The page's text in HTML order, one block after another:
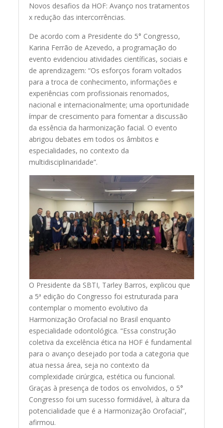
Novos desafios da HOF: Avanço nos tratamentos
x redução das intercorrências.
De acordo com a Presidente do 5° Congresso,
Karina Ferrão de Azevedo, a programação do
evento evidenciou atividades científicas, sociais e
de aprendizagem: “Os esforços foram voltados
para a troca de conhecimento, informações e
experiências com profissionais renomados,
nacional e internacionalmente; uma oportunidade
ímpar de crescimento para fomentar a discussão
da essência da harmonização facial. O evento
abrigou debates em todos os âmbitos e
especialidades, no contexto da
multidisciplinaridade”.
O Presidente da SBTI, Tarley Barros, explicou que
a 5ª edição do Congresso foi estruturada para
contemplar o momento evolutivo da
Harmonização Orofacial no Brasil enquanto
especialidade odontológica. “Essa construção
coletiva da excelência ética na HOF é fundamental
para o avanço desejado por toda a categoria que
atua nessa área, seja no contexto da
complexidade cirúrgica, estética ou funcional.
Graças à presença de todos os envolvidos, o 5°
Congresso foi um sucesso formidável, à altura da
potencialidade que é a Harmonização Orofacial”,
afirmou.